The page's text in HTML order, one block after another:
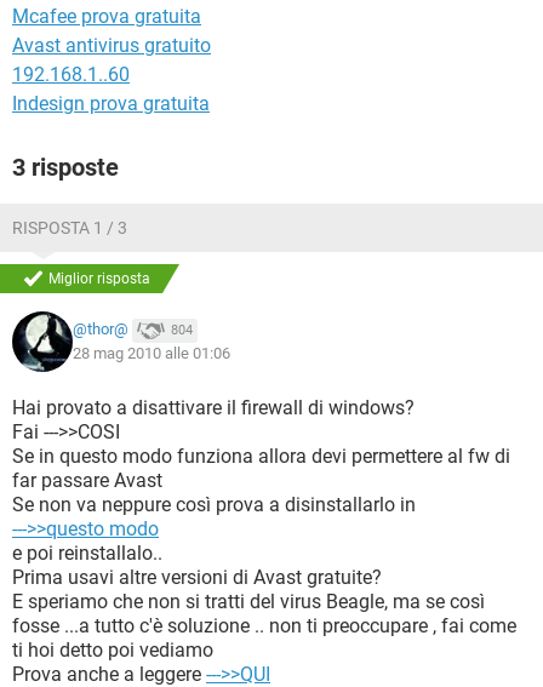
Mcafee prova gratuita
Avast antivirus gratuito
192.168.1..60
Indesign prova gratuita
3 risposte
RISPOSTA 1 / 3
Miglior risposta
@thor@ 804
28 mag 2010 alle 01:06
Hai provato a disattivare il firewall di windows?
Fai --->>COSI
Se in questo modo funziona allora devi permettere al fw di
far passare Avast
Se non va neppure così prova a disinstallarlo in
--->>questo modo
e poi reinstallalo..
Prima usavi altre versioni di Avast gratuite?
E speriamo che non si tratti del virus Beagle, ma se così
fosse ...a tutto c'è soluzione .. non ti preoccupare , fai come
ti hoi detto poi vediamo
Prova anche a leggere --->>QUI